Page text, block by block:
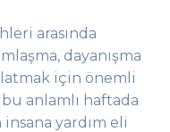
arasında
dayanışma
için önemli
bu anlamlı haftada
yardım eli